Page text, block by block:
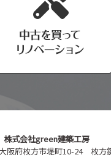
株式会社green建築工房
阪府枚方市堤町10-24 枚方